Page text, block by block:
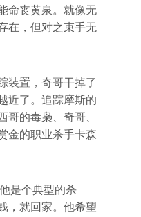
命丧黄泉。就像无
在，但对之束手无
装置，奇哥干掉了
近了。追踪摩斯的
哥的毒枭、奇哥、
金的职业杀手卡森
是个典型的杀
，就回家。他希望